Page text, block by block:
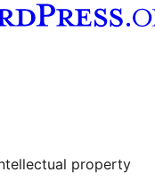
property